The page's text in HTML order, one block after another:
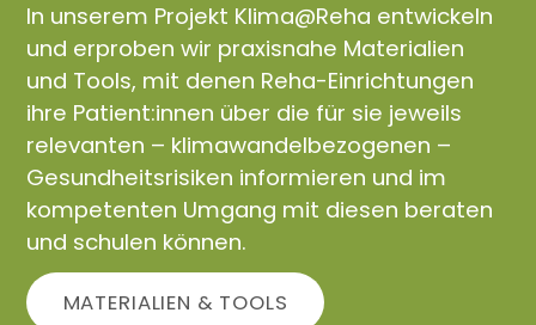
In unserem Projekt Klima@Reha entwickeln
und erproben wir praxisnahe Materialien
und Tools, mit denen Reha-Einrichtungen
ihre Patient:innen über die für sie jeweils
relevanten – klimawandelbezogenen –
Gesundheitsrisiken informieren und im
kompetenten Umgang mit diesen beraten
und schulen können.
MATERIALIEN & TOOLS